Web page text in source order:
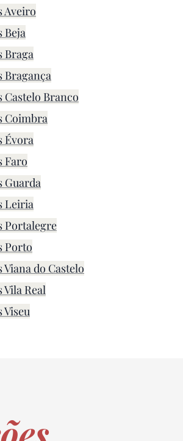
Aveiro
Beja
Braga
Bragança
Castelo Branco
Coimbra
Évora
Faro
Guarda
Leiria
Portalegre
Porto
Viana do Castelo
Vila Real
Viseu